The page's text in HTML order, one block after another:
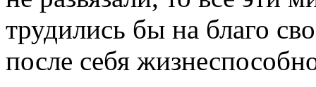
трудились бы на благо
после себя